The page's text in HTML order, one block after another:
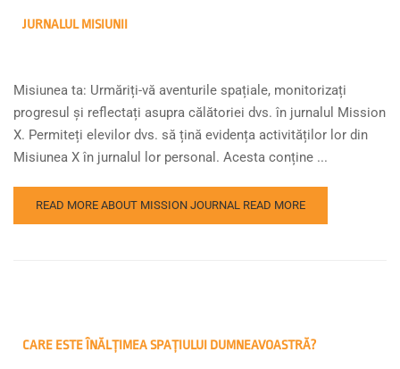
JURNALUL MISIUNII
Misiunea ta: Urmăriți-vă aventurile spațiale, monitorizați
progresul și reflectați asupra călătoriei dvs. în jurnalul Mission
X. Permiteți elevilor dvs. să țină evidența activităților lor din
Misiunea X în jurnalul lor personal. Acesta conține ...
READ MORE ABOUT MISSION JOURNAL READ MORE
CARE ESTE ÎNĂLȚIMEA SPAȚIULUI DUMNEAVOASTRĂ?